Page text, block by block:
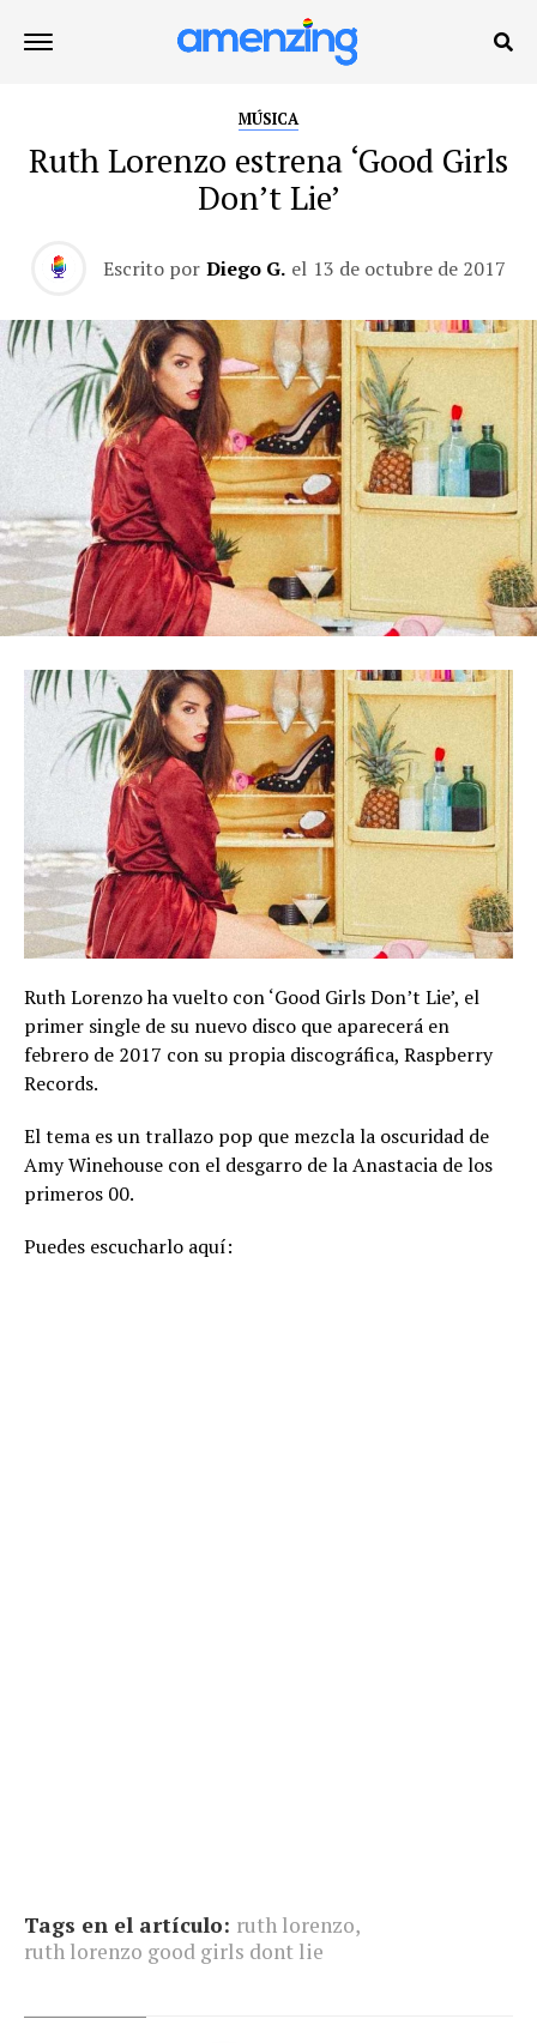
MÚSICA
Ruth Lorenzo estrena ‘Good Girls
Don’t Lie’
Escrito por Diego G. el 13 de octubre de 2017
Ruth Lorenzo ha vuelto con ‘Good Girls Don’t Lie’, el
primer single de su nuevo disco que aparecerá en
febrero de 2017 con su propia discográfica, Raspberry
Records.
El tema es un trallazo pop que mezcla la oscuridad de
Amy Winehouse con el desgarro de la Anastacia de los
primeros 00.
Puedes escucharlo aquí:
Tags en el artículo: ruth lorenzo,
ruth lorenzo good girls dont lie